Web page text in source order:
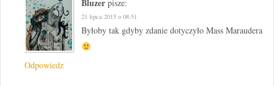
Bluzer pisze:
21 lipca 2015 o 08:51
Byłoby tak gdyby zdanie dotyczyło Mass Maraudera
Odpowiedz